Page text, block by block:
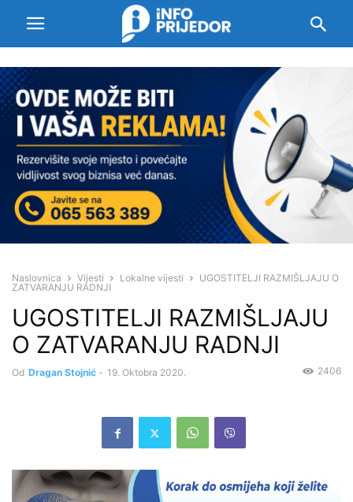
Naslovnica Vijesti Lokalne vijesti
UGOSTITELJI RAZMIŠLJAJU O
ZATVARANJU RADNJI
UGOSTITELJI RAZMIŠLJAJU
O ZATVARANJU RADNJI
Od Dragan Stojnić - 19. Oktobra 2020. 2406